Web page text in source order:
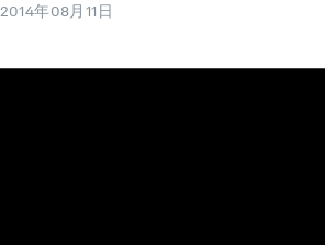
2014年08月11日